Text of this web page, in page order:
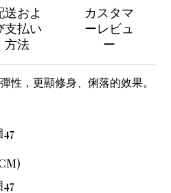
送およ
支払い
方法
カスタマ
ーレビュ
ー
性，更顯修身、俐落的效果。